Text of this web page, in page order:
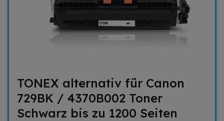
TONEX alternativ für Canon
729BK / 4370B002 Toner
Schwarz bis zu 1200 Seiten